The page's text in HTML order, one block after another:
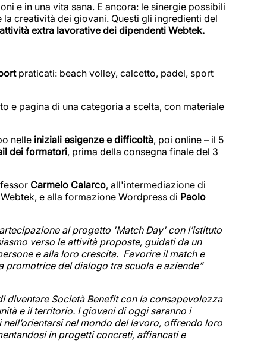
e in una vita sana. E ancora: le sinergie possibili
creatività dei giovani. Questi gli ingredienti del
extra lavorative dei dipendenti Webtek.
praticati: beach volley, calcetto, padel, sport
e pagina di una categoria a scelta, con materiale
nelle iniziali esigenze e difficoltà, poi online – il 5
dei formatori, prima della consegna finale del 3
Carmelo Calarco, all'intermediazione di
e alla formazione Wordpress di Paolo
al progetto 'Match Day' con l’istituto
verso le attività proposte, guidati da un
e alla loro crescita. Favorire il match e
promotrice del dialogo tra scuola e aziende”
diventare Società Benefit con la consapevolezza
e il territorio. I giovani di oggi saranno i
nel mondo del lavoro, offrendo loro
in progetti concreti, affiancati e